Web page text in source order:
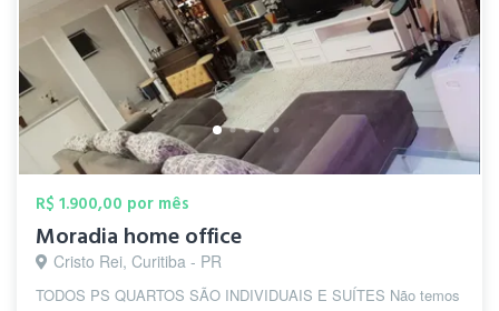
R$ 1.900,00 por mês
Moradia home office
Cristo Rei, Curitiba - PR
TODOS PS QUARTOS SÃO INDIVIDUAIS E SUÍTES Não temos